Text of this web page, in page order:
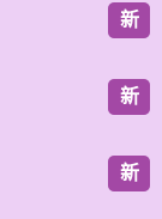
新
新
新